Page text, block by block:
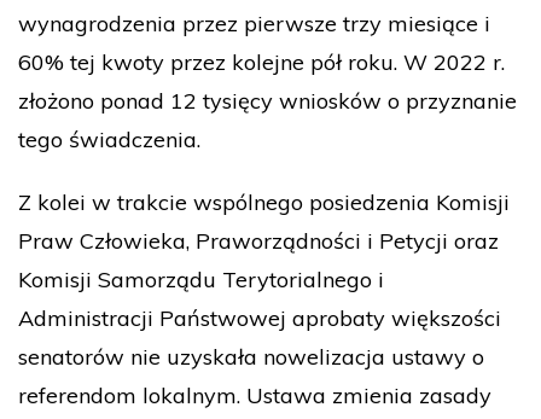
wynagrodzenia przez pierwsze trzy miesiące i
60% tej kwoty przez kolejne pół roku. W 2022 r.
złożono ponad 12 tysięcy wniosków o przyznanie
tego świadczenia.
Z kolei w trakcie wspólnego posiedzenia Komisji
Praw Człowieka, Praworządności i Petycji oraz
Komisji Samorządu Terytorialnego i
Administracji Państwowej aprobaty większości
senatorów nie uzyskała nowelizacja ustawy o
referendom lokalnym. Ustawa zmienia zasady